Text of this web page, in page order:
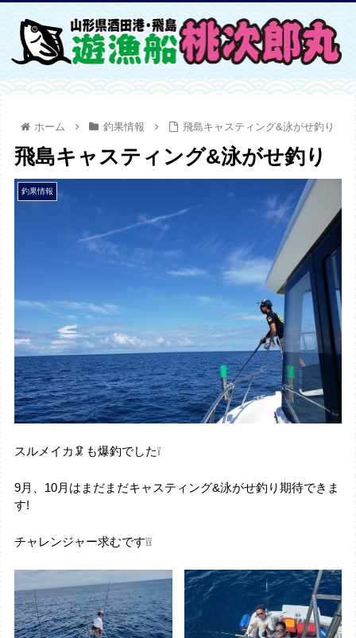
ホーム 釣果情報 飛島キャスティング&泳がせ釣り
飛島キャスティング&泳がせ釣り
釣果情報
スルメイカ🦑も爆釣でした❕
9月、10月はまだまだキャスティング&泳がせ釣り期待できま
す!
チャレンジャー求むです❕❕